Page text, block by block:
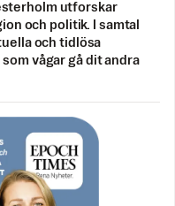
utforskar
och politik. I samtal
och tidlösa
vågar gå dit andra